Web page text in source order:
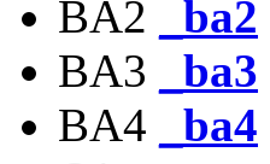
BA2
_ba2
BA3
_ba3
BA4
_ba4